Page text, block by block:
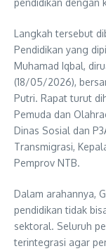
Langkah tersebut
Pendidikan yang
Muhamad Iqbal,
(18/05/2026),
Putri. Rapat turut
Pemuda dan
Dinas Sosial dan
Transmigrasi,
Pemprov NTB.
Dalam arahannya,
pendidikan tidak
sektoral. Seluruh
terintegrasi agar